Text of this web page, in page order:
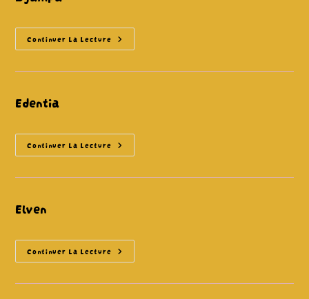
Continuer La Lecture Djampa
Edentia
Continuer La Lecture Edentia
Elven
Continuer La Lecture Elven